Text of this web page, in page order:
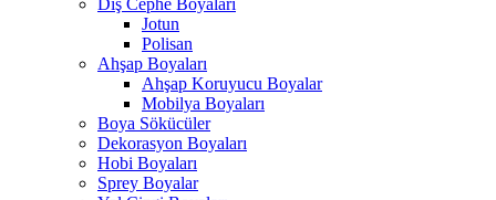
Dış Cephe Boyaları
Jotun
Polisan
Ahşap Boyaları
Ahşap Koruyucu Boyalar
Mobilya Boyaları
Boya Sökücüler
Dekorasyon Boyaları
Hobi Boyaları
Sprey Boyalar